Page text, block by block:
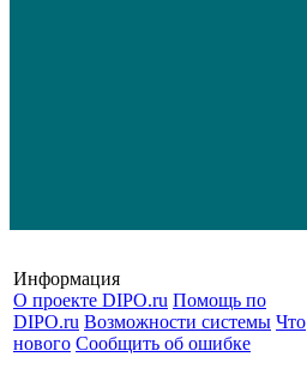
Информация
О проекте DIPO.ru Помощь по
DIPO.ru Возможности системы Что
нового Сообщить об ошибке